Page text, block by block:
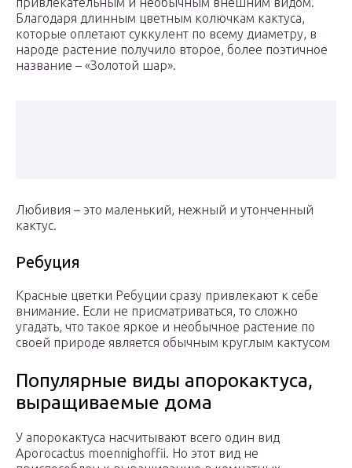
Благодаря длинным цветным колючкам кактуса,
которые оплетают суккулент по всему диаметру, в
народе растение получило второе, более поэтичное
название – «Золотой шар».
Любивия – это маленький, нежный и утонченный
кактус.
Ребуция
Красные цветки Ребуции сразу привлекают к себе
внимание. Если не присматриваться, то сложно
угадать, что такое яркое и необычное растение по
своей природе является обычным круглым кактусом
Популярные виды апорокактуса,
выращиваемые дома
У апорокактуса насчитывают всего один вид
Aporocactus moennighoffii. Но этот вид не